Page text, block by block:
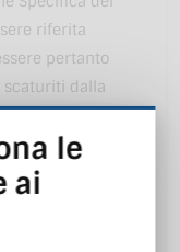
riferita
pertanto
scaturiti dalla
valutare i
per accertarsi
specifici
le
ai